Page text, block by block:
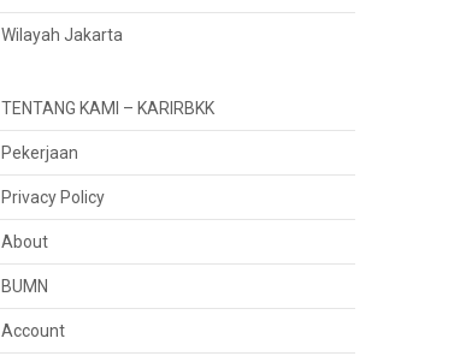
Wilayah Jakarta
TENTANG KAMI – KARIRBKK
Pekerjaan
Privacy Policy
About
BUMN
Account